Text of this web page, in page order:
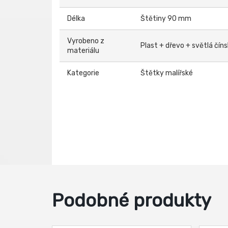
Délka Štětiny 90 mm
Vyrobeno z
materiálu
Plast + dřevo + světlá
Kategorie Štětky malířské
Podobné produkty